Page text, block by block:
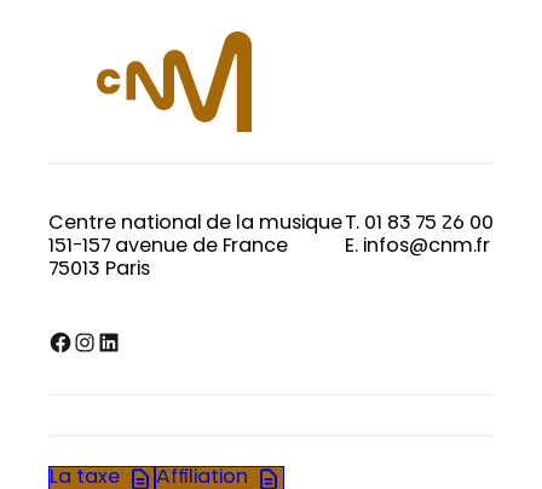
Centre national de la musique
151-157 avenue de France
75013 Paris
T. 01 83 75 26 00
E. infos@cnm.fr
Facebook InstagramLinkedIn
La taxe Affiliation